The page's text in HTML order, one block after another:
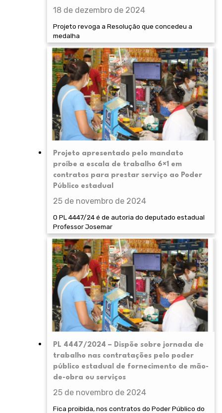
18 de dezembro de 2024
Projeto revoga a Resolução que concedeu a
medalha
Projeto apresentado pelo mandato
proíbe a escala de trabalho 6×1 em
contratos para prestar serviço ao Poder
Público estadual
25 de novembro de 2024
O PL 4447/24 é de autoria do deputado estadual
Professor Josemar
PL 4447/2024 – Dispõe sobre jornada de
trabalho nas contratações pelo poder
público estadual de fornecimento de mão-
de-obra ou serviços
25 de novembro de 2024
Fica proibida, nos contratos do Poder Público do